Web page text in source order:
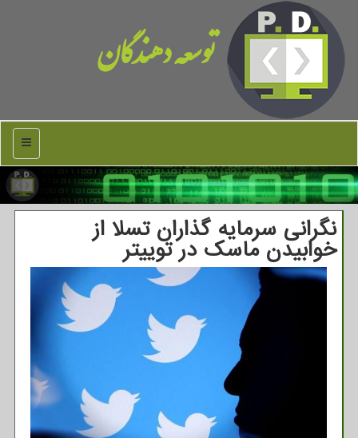
توسعه دهندگان
منو
نگرانی سرمایه گذاران تسلا از
خوابیدن ماسک در توییتر